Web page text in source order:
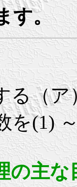
す。
る（
を(1)
の主